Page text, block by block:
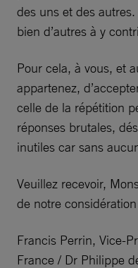
des uns et des
bien d’autres à y
Pour cela, à vous, et
appartenez,
celle de la répétition
réponses brutales,
inutiles car sans
Veuillez recevoir,
de notre
Francis Perrin, Vice-
France / Dr Philippe